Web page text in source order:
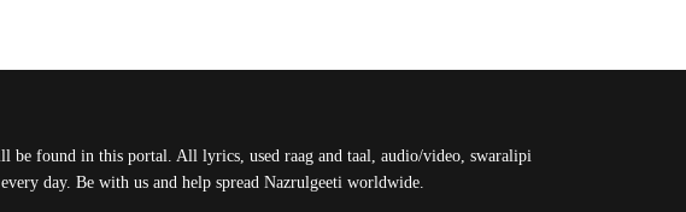
found in this portal. All lyrics, used raag and taal, audio/video, swaralipi
day. Be with us and help spread Nazrulgeeti worldwide.